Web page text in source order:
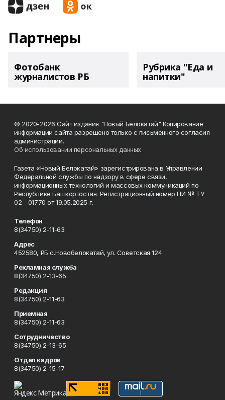
Партнеры
Фотобанк
журналистов РБ
Рубрика "Еда и
напитки"
© 2020-2026 Сайт издания "Новый Белокатай" Копирование
информации сайта разрешено только с письменного согласия
администрации.
Об использовании персональных данных
Газета «Новый Белокатай» зарегистрирована в Управлении
Федеральной службы по надзору в сфере связи,
информационных технологий и массовых коммуникаций по
Республике Башкортостан. Регистрационный номер ПИ № ТУ
02 - 01770 от 19.05.2025 г.
Телефон
8(34750) 2-11-63
Адрес
452580, РБ с.Новобелокатай, ул. Советская 124
Рекламная служба
8(34750) 2-13-65
Редакция
8(34750) 2-11-63
Приемная
8(34750) 2-11-63
Сотрудничество
8(34750) 2-13-65
Отдел кадров
8(34750) 2-15-17